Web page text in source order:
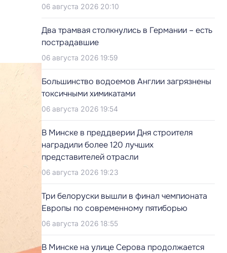
06 августа 2026 20:10
Два трамвая столкнулись в Германии – есть
пострадавшие
06 августа 2026 19:59
Большинство водоемов Англии загрязнены
токсичными химикатами
06 августа 2026 19:54
В Минске в преддверии Дня строителя
наградили более 120 лучших
представителей отрасли
06 августа 2026 19:23
Три белоруски вышли в финал чемпионата
Европы по современному пятиборью
06 августа 2026 18:55
В Минске на улице Серова продолжается